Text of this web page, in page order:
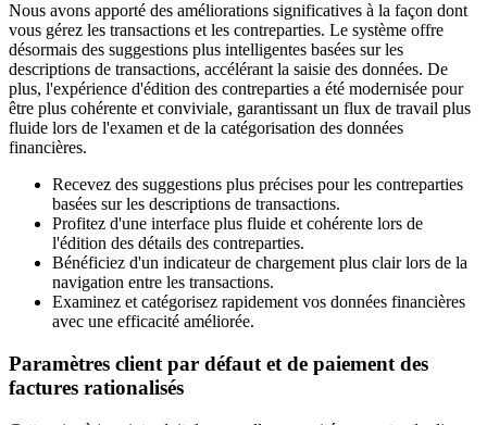
Nous avons apporté des améliorations significatives à la façon dont
vous gérez les transactions et les contreparties. Le système offre
désormais des suggestions plus intelligentes basées sur les
descriptions de transactions, accélérant la saisie des données. De
plus, l'expérience d'édition des contreparties a été modernisée pour
être plus cohérente et conviviale, garantissant un flux de travail plus
fluide lors de l'examen et de la catégorisation des données
financières.
Recevez des suggestions plus précises pour les contreparties
basées sur les descriptions de transactions.
Profitez d'une interface plus fluide et cohérente lors de
l'édition des détails des contreparties.
Bénéficiez d'un indicateur de chargement plus clair lors de la
navigation entre les transactions.
Examinez et catégorisez rapidement vos données financières
avec une efficacité améliorée.
Paramètres client par défaut et de paiement des
factures rationalisés